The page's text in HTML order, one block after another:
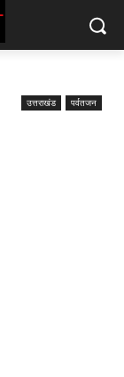
उत्तराखंड पर्वतजन